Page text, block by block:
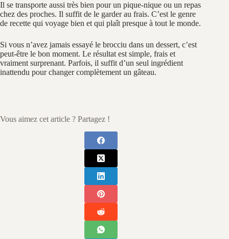
Il se transporte aussi très bien pour un pique-nique ou un repas
chez des proches. Il suffit de le garder au frais. C’est le genre
de recette qui voyage bien et qui plaît presque à tout le monde.
Si vous n’avez jamais essayé le brocciu dans un dessert, c’est
peut-être le bon moment. Le résultat est simple, frais et
vraiment surprenant. Parfois, il suffit d’un seul ingrédient
inattendu pour changer complètement un gâteau.
Vous aimez cet article ? Partagez !